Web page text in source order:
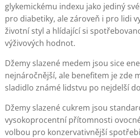
glykemickému indexu jako jediný
pro diabetiky, ale zároveň i pro lidi
životní styl a hlídající si
výživových hodnot.
Džemy slazené medem jsou sice
nejnáročnější, ale benefitem je zde
sladidlo známé lidstvu po nejdelší
Džemy slazené cukrem jsou
vysokoprocentní přítomnosti
volbou pro konzervativnější